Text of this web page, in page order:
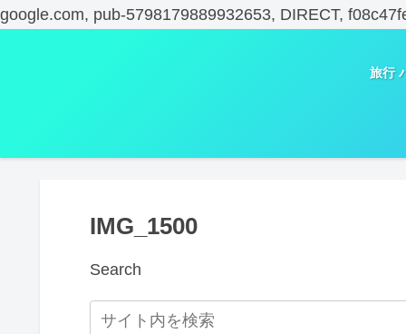
google.com, pub-5798179889932653, DIRECT,
旅行
IMG_1500
Search